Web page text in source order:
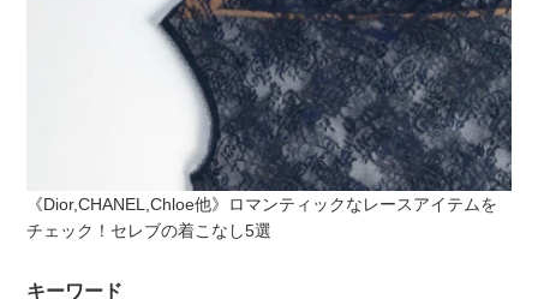
《Dior,CHANEL,Chloe他》ロマンティックなレースアイテムを
チェック！セレブの着こなし5選
キーワード